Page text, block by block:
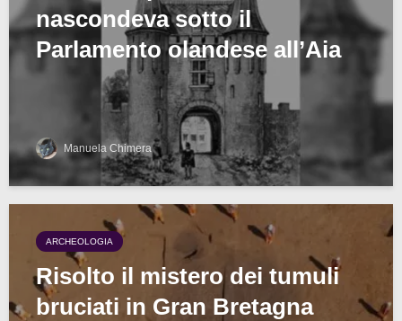
nascondeva sotto il
Parlamento olandese all’Aia
Manuela Chimera
ARCHEOLOGIA
Risolto il mistero dei tumuli
bruciati in Gran Bretagna